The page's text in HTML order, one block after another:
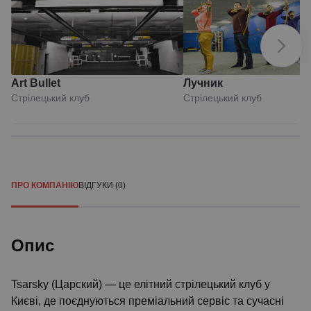
Art Вullet
Стрілецький клуб
Лучник
Стрілецький клуб
ПРО КОМПАНІЮВІДГУКИ (0)
Опис
Tsarsky (Царский) — це елітний стрілецький клуб у
Києві, де поєднуються преміальний сервіс та сучасні